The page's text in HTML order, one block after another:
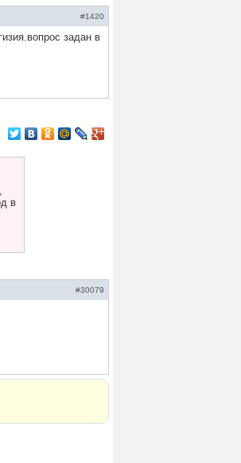
#1420
задан в
в
#30079